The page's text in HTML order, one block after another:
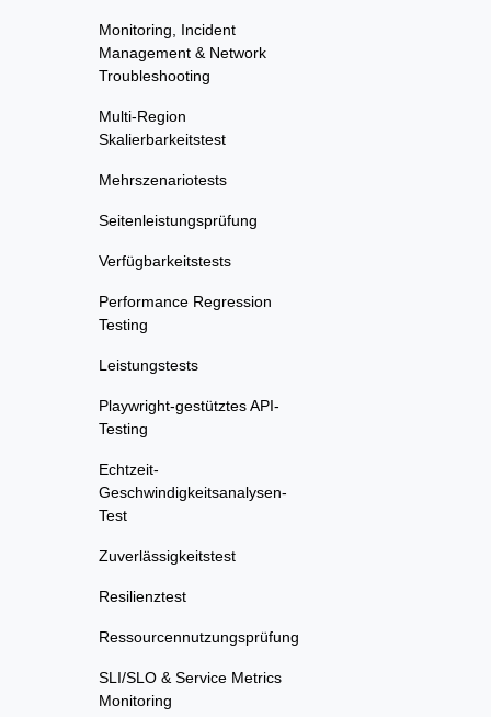
Monitoring, Incident
Management & Network
Troubleshooting
Multi-Region
Skalierbarkeitstest
Mehrszenariotests
Seitenleistungsprüfung
Verfügbarkeitstests
Performance Regression
Testing
Leistungstests
Playwright-gestütztes API-
Testing
Echtzeit-
Geschwindigkeitsanalysen-
Test
Zuverlässigkeitstest
Resilienztest
Ressourcennutzungsprüfung
SLI/SLO & Service Metrics
Monitoring